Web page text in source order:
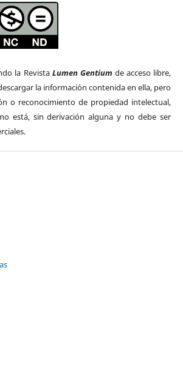
la Revista Lumen Gentium de acceso libre,
la información contenida en ella, pero
o reconocimiento de propiedad intelectual,
está, sin derivación alguna y no debe ser